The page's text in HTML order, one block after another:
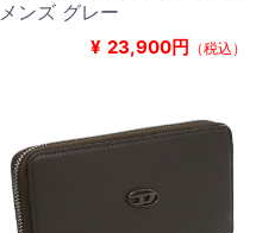
メンズ グレー
¥ 23,900円 （税込）